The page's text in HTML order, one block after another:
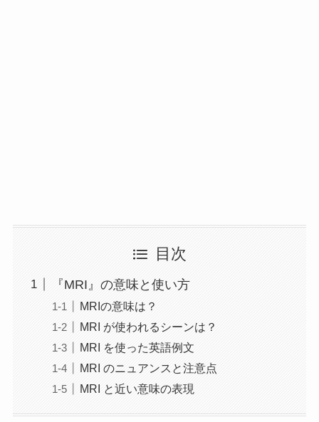
目次
『MRI』の意味と使い方
MRIの意味は？
MRI が使われるシーンは？
MRI を使った英語例文
MRI のニュアンスと注意点
MRI と近い意味の表現